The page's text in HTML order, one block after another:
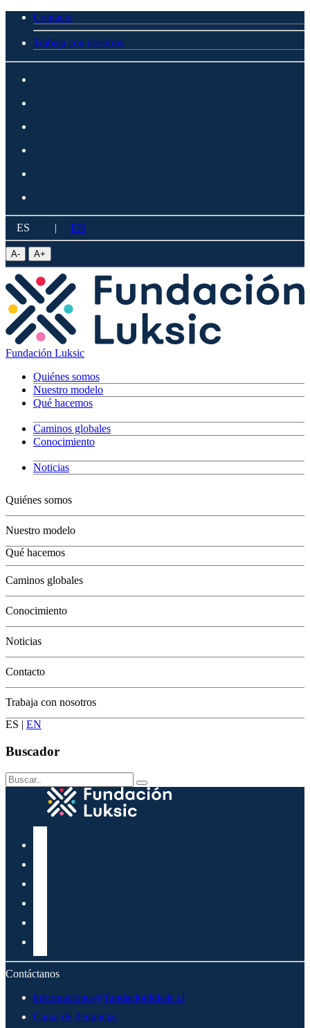
Contacto
Trabaja con nosotros
ES | EN
A- A+
Fundación Luksic
Quiénes somos
Nuestro modelo
Qué hacemos
Caminos globales
Conocimiento
Noticias
Quiénes somos
Nuestro modelo
Qué hacemos
Jóvenes
Adultos
Grandes
Conservación
Caminos globales
Conocimiento
Noticias
Contacto
Trabaja con nosotros
ES | EN
Buscador
Contáctanos
informaciones@fundacionluksic.cl
Canal de denuncias